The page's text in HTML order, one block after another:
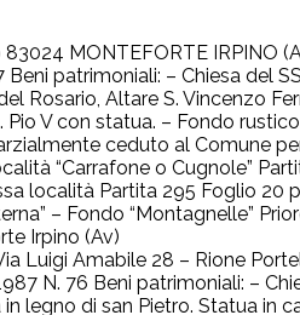
83024 MONTEFORTE IRPINO
Beni patrimoniali: – Chiesa del
Rosario, Altare S. Vincenzo
V con statua. – Fondo
ceduto al Comune
“Carrafone o Cugnole”
località Partita 295 Foglio 20
– Fondo “Montagnelle”
Irpino (Av)
Luigi Amabile 28 – Rione
N. 76 Beni patrimoniali: –
legno di san Pietro. Statua in